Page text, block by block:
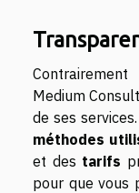
Medium
de ses
méthodes
et des tarifs
pour que vous